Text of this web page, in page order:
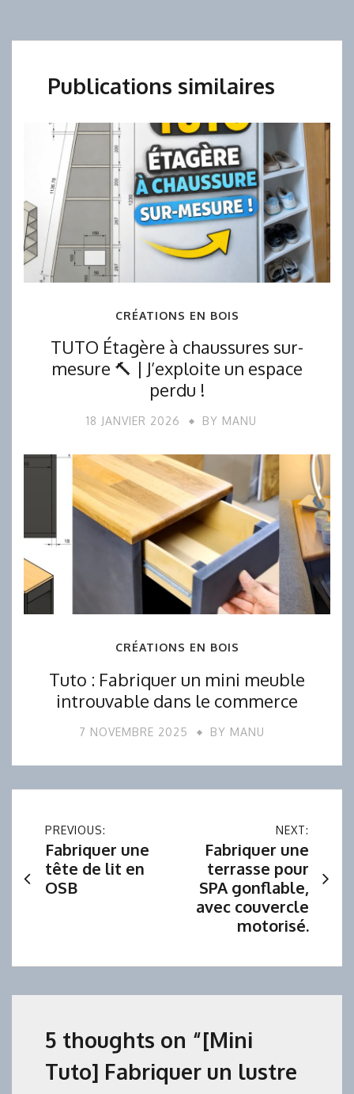
Publications similaires
CRÉATIONS EN BOIS
TUTO Étagère à chaussures sur-
mesure 🔨 | J’exploite un espace
perdu !
18 JANVIER 2026 BY MANU
CRÉATIONS EN BOIS
Tuto : Fabriquer un mini meuble
introuvable dans le commerce
7 NOVEMBRE 2025 BY MANU
Navigation
de
l’article
PREVIOUS:
Fabriquer une
tête de lit en
OSB
NEXT:
Fabriquer une
terrasse pour
SPA gonflable,
avec couvercle
motorisé.
5 thoughts on “[Mini
Tuto] Fabriquer un lustre